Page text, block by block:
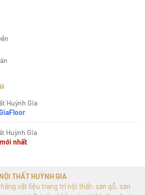
Huỳnh Gia
Huỳnh Gia
nhất
NỘI THẤT HUỲNH GIA
vật liệu trang trí nội thất: sàn gỗ, sàn